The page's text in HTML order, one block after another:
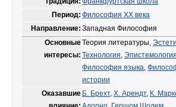
Период: Философия XX века
Направление: Западная Философия
Основные
интересы:
Теория литературы,
Технология, Эпистемология
Философия языка,
истории
Оказавшие Б. Брехт, Х. Арендт, К.